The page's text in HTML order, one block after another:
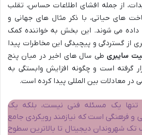
از جمله افشای اطلاعات حساس، تقلب
های حیاتی، با ذکر مثال های جهانی و
می شوند. این بخش به خواننده کمک
از گستردگی و پیچیدگی این مخاطرات پیدا
سایبریطی سال های اخیر در میان پنج
گرفته است و چگونه افزایش وابستگی به
معادلات بین المللی پیدا کرده است.
تنها یک مسئله فنی نیست، بلکه یک
و فرهنگی است که نیازمند رویکردی جامع
شهروندان دیجیتال تا بالاترین سطوح